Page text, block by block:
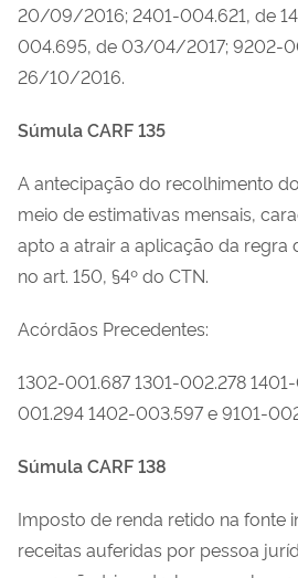
20/09/2016; 2401-004.621, de
004.695, de 03/04/2017; 9202-
26/10/2016.
Súmula CARF 135
A antecipação do recolhimento
meio de estimativas mensais,
apto a atrair a aplicação da regra
no art. 150, §4º do CTN.
Acórdãos Precedentes:
1302-001.687 1301-002.278
001.294 1402-003.597 e 9101-
Súmula CARF 138
Imposto de renda retido na fonte
receitas auferidas por pessoa